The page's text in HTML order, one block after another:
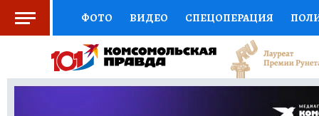
ФОТО ВИДЕО СПЕЦОПЕРАЦИЯ
СОЦПОДДЕРЖКА НАУКА СПОРТ
ВЫБОР ЭКСПЕРТОВ ДОКТОР